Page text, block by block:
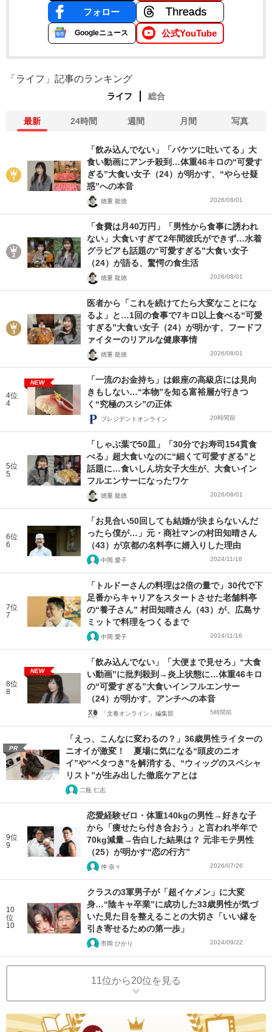
フォロー
Googleニュース 公式YouTube
「ライフ」記事のランキング
ライフ 総合
最新 24時間 週間 月間 写真
「飲み込んでない」「バケツに吐いてる」大
食い動画にアンチ殺到…体重46キロの“可愛す
ぎる”大食い女子（24）が明かす、“やらせ疑
惑”への本音
徳重 龍徳 2026/08/01
「食費は月40万円」「男性から食事に誘われ
ない」大食いすぎて2年間彼氏ができず…水着
グラビアも話題の“可愛すぎる”大食い女子
（24）が語る、驚愕の食生活
徳重 龍徳 2026/08/01
医者から「これを続けてたら大変なことにな
るよ」と…1回の食事で7キロ以上食べる“可愛
すぎる”大食い女子（24）が明かす、フードフ
ァイターのリアルな健康事情
徳重 龍徳 2026/08/01
4位
4
NEW
「一流のお金持ち」は銀座の高級店には見向
きもしない…“本物”を知る富裕層が行きつ
く“究極のスシ”の正体
プレジデントオンライン 20時間前
5位
5
「しゃぶ葉で50皿」「30分でお寿司154貫食
べる」超大食いなのに“細くて可愛すぎる”と
話題に…食いしん坊女子大生が、大食いイン
フルエンサーになったワケ
徳重 龍徳 2026/08/01
6位
6
「お見合い50回しても結婚が決まらないんだ
ったら僕が…」元・商社マンの村田知晴さん
（43）が京都の名料亭に婿入りした理由
中岡 愛子 2024/11/16
7位
7
「トルドーさんの料理は2倍の量で」30代で下
足番からキャリアをスタートさせた老舗料亭
の“養子さん” 村田知晴さん（43）が、広島サ
ミットで料理をつくるまで
中岡 愛子 2024/11/16
8位
8
NEW
「飲み込んでない」「大便まで見せろ」“大食
い動画”に批判殺到→炎上状態に…体重46キロ
の“可愛すぎる”大食いインフルエンサー
（24）が明かす、アンチへの本音
「文春オンライン」編集部 5時間前
PR
「えっ、こんなに変わるの？」36歳男性ライターの
ニオイが激変！ 夏場に気になる“頭皮のニオ
イ”や“ベタつき”を解消する、“ウィッグのスペシャ
リスト”が生み出した徹底ケアとは
二瓶 仁志
9位
9
恋愛経験ゼロ・体重140kgの男性→好きな子
から「痩せたら付き合おう」と言われ半年で
70kg減量→告白した結果は？ 元非モテ男性
（25）が明かす“恋の行方”
仲 奈々 2026/07/26
10
位
10
クラスの3軍男子が「超イケメン」に大変
身…“陰キャ卒業”に成功した33歳男性が気づ
いた見た目を整えることの大切さ「いい縁を
引き寄せるための第一歩」
市岡 ひかり 2024/09/22
11位から20位を見る